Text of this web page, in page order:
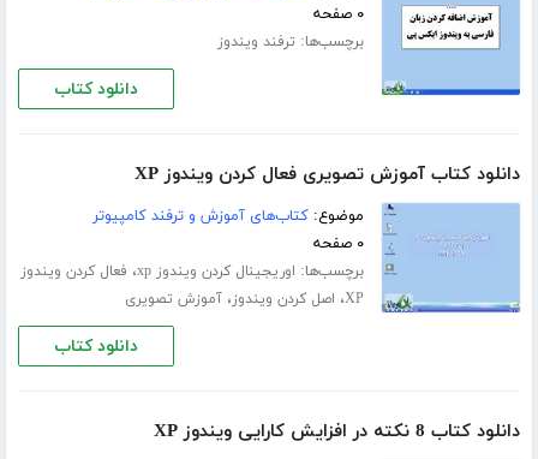
۰ صفحه
برچسب‌ها: ترفند ویندوز
دانلود کتاب
دانلود کتاب آموزش تصویری فعال کردن ویندوز XP
موضوع:کتاب‌های آموزش و ترفند کامپیوتر
۰ صفحه
برچسب‌ها: اوریجینال کردن ویندوز xp ، فعال کردن ویندوز
XP، اصل کردن ویندوز،آموزش تصویری
دانلود کتاب
دانلود کتاب 8 نکته در افزایش کارایی ویندوز XP